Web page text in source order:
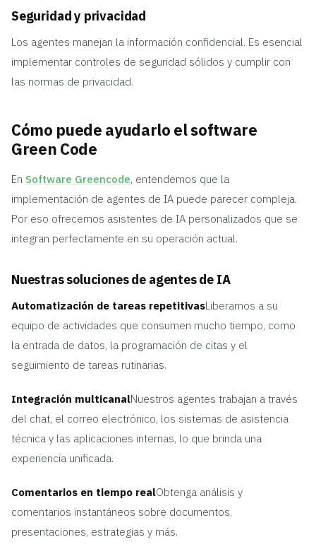
Seguridad y privacidad
Los agentes manejan la información confidencial. Es esencial
implementar controles de seguridad sólidos y cumplir con
las normas de privacidad.
Cómo puede ayudarlo el software
Green Code
En Software Greencode, entendemos que la
implementación de agentes de IA puede parecer compleja.
Por eso ofrecemos asistentes de IA personalizados que se
integran perfectamente en su operación actual.
Nuestras soluciones de agentes de IA
Automatización de tareas repetitivasLiberamos a su
equipo de actividades que consumen mucho tiempo, como
la entrada de datos, la programación de citas y el
seguimiento de tareas rutinarias.
Integración multicanalNuestros agentes trabajan a través
del chat, el correo electrónico, los sistemas de asistencia
técnica y las aplicaciones internas, lo que brinda una
experiencia unificada.
Comentarios en tiempo realObtenga análisis y
comentarios instantáneos sobre documentos,
presentaciones, estrategias y más.